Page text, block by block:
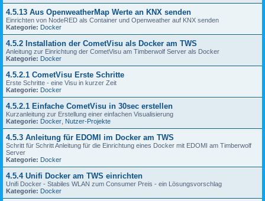
4.5.13 Aus OpenweatherMap Werte an KNX senden
Einrichten von NodeRED als Container und Openweather auf KNX senden
Kategorie: Docker
4.5.2 Installation der CometVisu als Docker am TWS
Anleitung zur Einrichtung der CometVisu am Timberwolf Server als Docker
Kategorie: Docker
4.5.2.1 CometVisu Erste Schritte
Erste Schritte - eine Visu in kurzer Zeit
Kategorie: Docker
4.5.2.1 Einfache CometVisu in 30sec erstellen
Kurzanleitung zur Erstellung einer einfachen Visualisierung
Kategorie: Docker Nutzer-Projekte
4.5.3 Anleitung für EDOMI im Docker am TWS
Schritt für Schritt Anleitung für die Einrichtung eines Docker mit EDOMI am Timberwolf
Server
Kategorie: Docker
4.5.4 Unifi Docker am TWS einrichten
Unifi Docker - Stabiles WLAN zum Consumer Preis - ein Lösungsvorschlag
Kategorie: Docker